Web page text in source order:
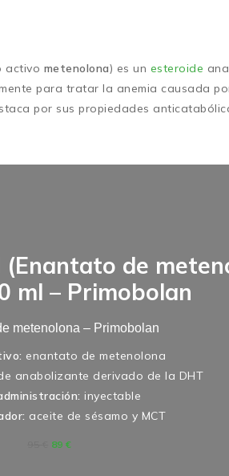
activo metenolona) es un esteroide
para tratar la anemia causada
por sus propiedades
(Enantato de
ml – Primobolan
metenolona – Primobolan
enantato de metenolona
anabolizante derivado de la DHT
inyectable
aceite de sésamo y MCT
89€